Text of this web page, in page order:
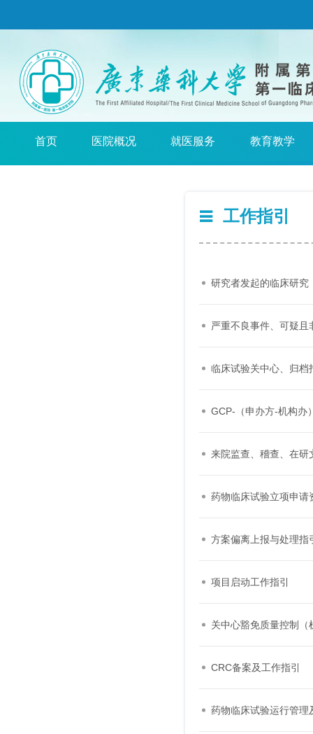
首页 医院概况 就医服务 教育教学
工作指引
研究者发起的临床研
严重不良事件、可疑
临床试验关中心、归档
GCP-（申办方-机构办
来院监查、稽查、在研
药物临床试验立项申请
方案偏离上报与处理指
项目启动工作指引
关中心豁免质量控制（
CRC备案及工作指引
药物临床试验运行管理